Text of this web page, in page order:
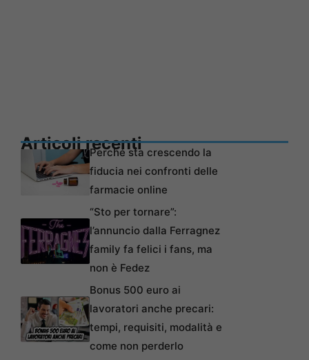
Articoli recentiPerché sta crescendo la
fiducia nei confronti delle
farmacie online
“Sto per tornare”:
l’annuncio dalla Ferragnez
family fa felici i fans, ma
non è Fedez
Bonus 500 euro ai
lavoratori anche precari:
tempi, requisiti, modalità e
come non perderlo